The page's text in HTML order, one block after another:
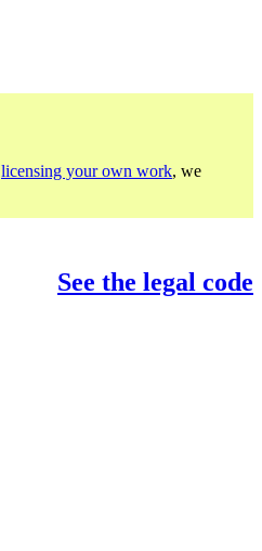
licensing your own work, we
See the legal code